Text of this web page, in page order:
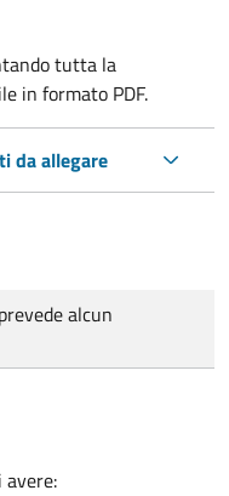
tutta la
in formato PDF.
da allegare
alcun
avere: